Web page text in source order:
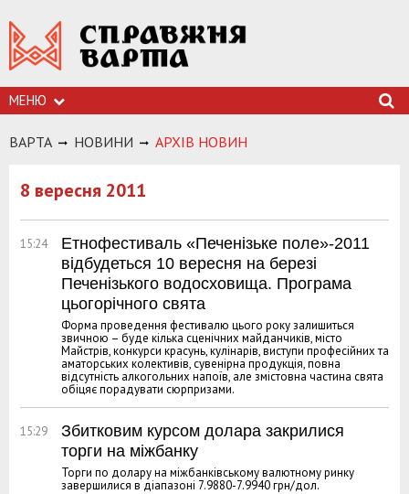
МЕНЮ
ВАРТА НОВИНИ АРХIВ НОВИН
8 вересня 2011
15:24
Етнофестиваль «Печенізьке поле»-2011
відбудеться 10 вересня на березі
Печенізького водосховища. Програма
цьогорічного свята
Форма проведення фестивалю цього року залишиться
звичною – буде кілька сценічних майданчиків, місто
Майстрів, конкурси красунь, кулінарів, виступи професійних та
аматорських колективів, сувенірна продукція, повна
відсутність алкогольних напоїв, але змістовна частина свята
обіцяє порадувати сюрпризами.
15:29
Збитковим курсом долара закрилися
торги на міжбанку
Торги по долару на міжбанківському валютному ринку
завершилися в діапазоні 7.9880-7.9940 грн/дол.